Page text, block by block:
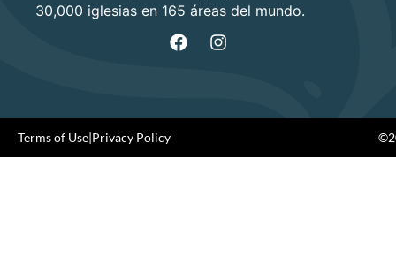
30,000 iglesias en 165 áreas del mundo.
Terms of Use|Privacy Policy